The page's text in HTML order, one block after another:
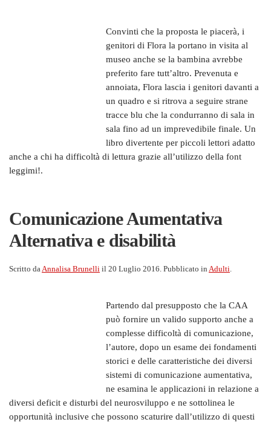
Convinti che la proposta le piacerà, i
genitori di Flora la portano in visita al
museo anche se la bambina avrebbe
preferito fare tutt’altro. Prevenuta e
annoiata, Flora lascia i genitori davanti a
un quadro e si ritrova a seguire strane
tracce blu che la condurranno di sala in
sala fino ad un imprevedibile finale. Un
libro divertente per piccoli lettori adatto
anche a chi ha difficoltà di lettura grazie all’utilizzo della font
leggimi!.
Comunicazione Aumentativa
Alternativa e disabilità
Scritto daAnnalisa Brunelli il 20 Luglio 2016. Pubblicato in Adulti.
Partendo dal presupposto che la CAA
può fornire un valido supporto anche a
complesse difficoltà di comunicazione,
l’autore, dopo un esame dei fondamenti
storici e delle caratteristiche dei diversi
sistemi di comunicazione aumentativa,
ne esamina le applicazioni in relazione a
diversi deficit e disturbi del neurosviluppo e ne sottolinea le
opportunità inclusive che possono scaturire dall’utilizzo di questi